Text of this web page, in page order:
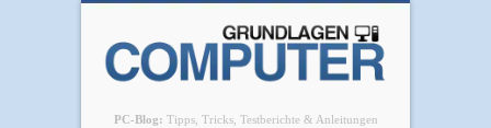
PC-Blog: Tipps, Tricks, Testberichte & Anleitungen